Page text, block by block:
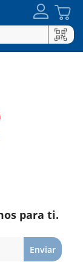
para ti.
Enviar